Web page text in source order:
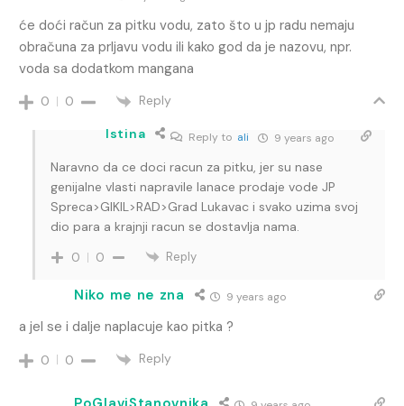
će doći račun za pitku vodu, zato što u jp radu nemaju
obračuna za prljavu vodu ili kako god da je nazovu, npr.
voda sa dodatkom mangana
0 0 Reply
Istina Reply to ali 9 years ago
Naravno da ce doci racun za pitku, jer su nase
genijalne vlasti napravile lanace prodaje vode JP
Spreca>GIKIL>RAD>Grad Lukavac i svako uzima svoj
dio para a krajnji racun se dostavlja nama.
0 0 Reply
Niko me ne zna 9 years ago
a jel se i dalje naplacuje kao pitka ?
0 0 Reply